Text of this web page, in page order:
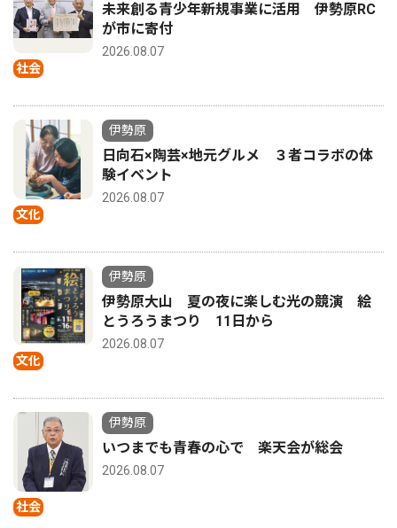
社会
未来創る青少年新規事業に活用 伊勢原RC
が市に寄付
2026.08.07
文化
伊勢原
日向石×陶芸×地元グルメ ３者コラボの体
験イベント
2026.08.07
文化
伊勢原
伊勢原大山 夏の夜に楽しむ光の競演 絵
とうろうまつり 11日から
2026.08.07
社会
伊勢原
いつまでも青春の心で 楽天会が総会
2026.08.07